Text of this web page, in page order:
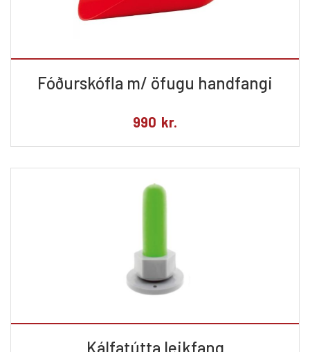
Fóðurskófla m/ öfugu handfangi
990 kr.
Kálfatútta leikfang